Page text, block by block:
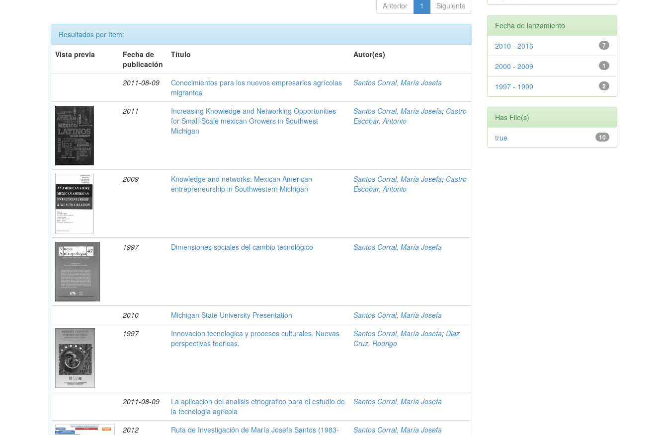
Anterior 1 Siguiente
Resultados por ítem:
Vista previa
Fecha de
publicación
Título Autor(es)
2011-08-09
Conocimientos para los nuevos empresarios agrícolas
migrantes
Santos Corral, María Josefa
2011
Increasing Knowledge and Networking Opportunities
for Small-Scale mexican Growers in Southwest
Michigan
Santos Corral, María Josefa; Castro
Escobar, Antonio
2009
Knowledge and networks: Mexican American
entrepreneurship in Southwestern Michigan
Santos Corral, María Josefa; Castro
Escobar, Antonio
1997 Dimensiones sociales del cambio tecnológico Santos Corral, María Josefa
2010 Michigan State University Presentation
Santos Corral, María Josefa
1997
Innovacion tecnologica y procesos culturales. Nuevas
perspectivas teoricas.
Santos Corral, María Josefa;Diaz
Cruz, Rodrigo
2011-08-09
La aplicacion del analisis etnografico para el estudio de
la tecnologia agricola
Santos Corral, María Josefa
2012
Ruta de Investigación de María Josefa Santos (1983-
Santos Corral, María Josefa
Fecha de lanzamiento
7
2010 - 2016
1
2000 - 2009
2
1997 - 1999
Has File(s)
10
true